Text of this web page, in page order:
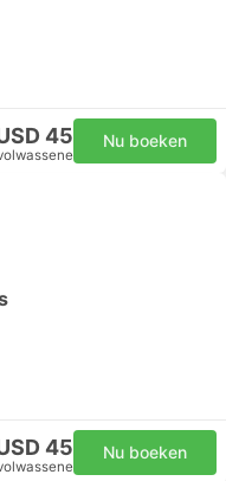
45 Nu boeken
45 Nu boeken